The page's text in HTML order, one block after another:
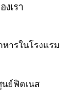
เรา
หารในโรงแรม
นย์ฟิตเนส